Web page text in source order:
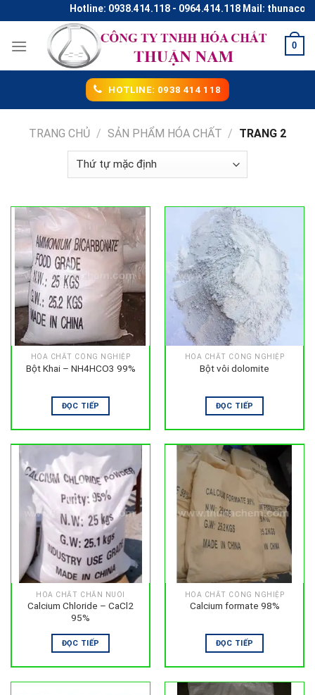
to
content
Hotline: 0938.414.118 - 0964.414.118 Mail:
0
HOTLINE: 0938 414 118
TRANG CHỦ / SẢN PHẨM HÓA CHẤT / TRANG 2
HÓA CHẤT CÔNG NGHIỆP
Bột Khai – NH4HCO3 99%
ĐỌC TIẾP
HÓA CHẤT CÔNG NGHIỆP
Bột vôi dolomite
ĐỌC TIẾP
HÓA CHẤT CHĂN NUÔI
Calcium Chloride – CaCl2
95%
ĐỌC TIẾP
HÓA CHẤT CÔNG NGHIỆP
Calcium formate 98%
ĐỌC TIẾP